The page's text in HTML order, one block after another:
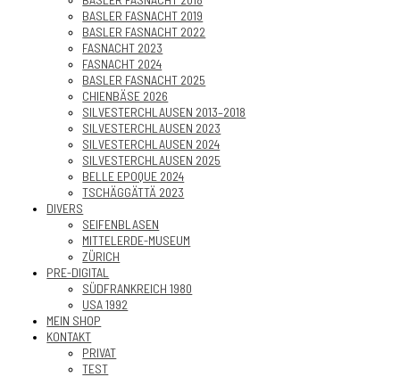
BASLER FASNACHT 2019
BASLER FASNACHT 2022
FASNACHT 2023
FASNACHT 2024
BASLER FASNACHT 2025
CHIENBÄSE 2026
SILVESTERCHLAUSEN 2013–2018
SILVESTERCHLAUSEN 2023
SILVESTERCHLAUSEN 2024
SILVESTERCHLAUSEN 2025
BELLE EPOQUE 2024
TSCHÄGGÄTTÄ 2023
DIVERS
SEIFENBLASEN
MITTELERDE-MUSEUM
ZÜRICH
PRE-DIGITAL
SÜDFRANKREICH 1980
USA 1992
MEIN SHOP
KONTAKT
PRIVAT
TEST